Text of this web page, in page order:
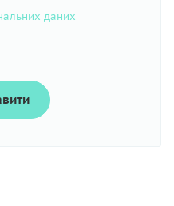
даних